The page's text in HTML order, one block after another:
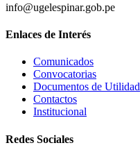
info@ugelespinar.gob.pe
Enlaces de Interés
Comunicados
Convocatorias
Documentos de Utilidad
Contactos
Institucional
Redes Sociales